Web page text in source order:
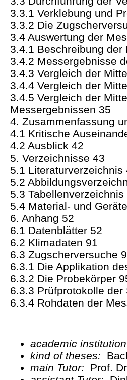
3.3.1 Verklebung und
3.3.2 Die
3.4 Auswertung der
3.4.1 Beschreibung der
3.4.2 Messergebnisse
3.4.3 Vergleich der
3.4.4 Vergleich der
3.4.5 Vergleich der
Messergebnissen 35
4. Zusammenfassung
4.1 Kritische
4.2 Ausblick 42
5. Verzeichnisse 43
5.1 Literaturverzeichnis
5.2
5.3 Tabellenverzeichnis
5.4 Material- und
6. Anhang 52
6.1 Datenblätter 52
6.2 Klimadaten 91
6.3 Zugscherversuche
6.3.1 Die Applikation
6.3.2 Die Probekörper
6.3.3 Prüfprotokolle
6.3.4 Rohdaten der
academic
kind of theses:
main Tutor:
Prof.